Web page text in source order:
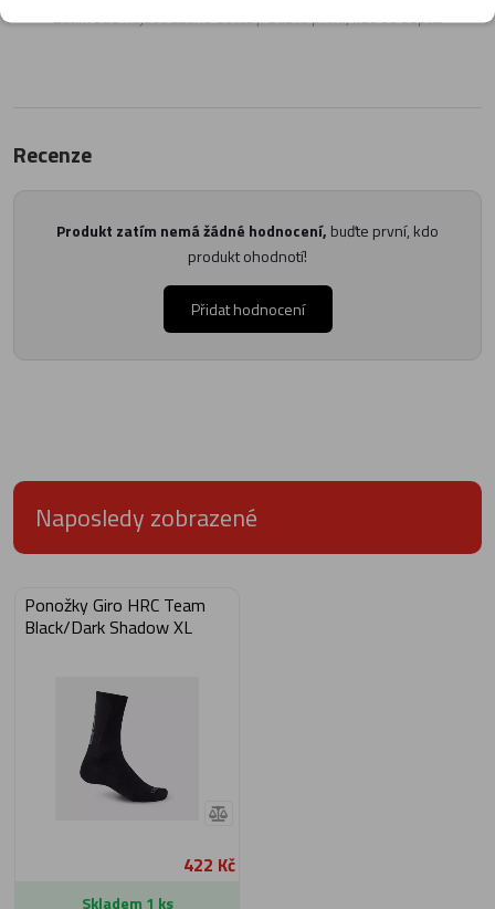
Zatím zde nejsou žádné dotazy. Buďte první, kdo se zeptá!
Recenze
Produkt zatím nemá žádné hodnocení, buďte první, kdo
produkt ohodnotí!
Přidat hodnocení
Naposledy zobrazené
Ponožky Giro HRC Team
Black/Dark Shadow XL
422 Kč
Skladem 1 ks